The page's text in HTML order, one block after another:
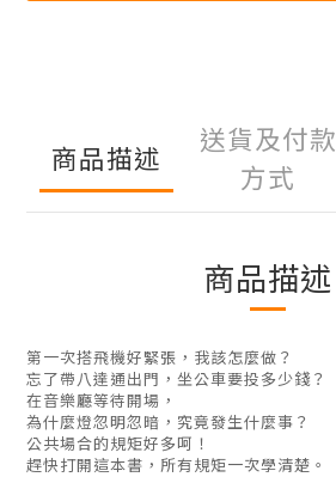
商品描述
送貨及付款
方式
商品描述
第一次搭飛機好緊張，我該怎麼做？
忘了帶八達通出門，坐公車要投多少錢？
在音樂廳等待開場，
為什麼燈忽明忽暗，究竟發生什麼事？
公共場合的規矩好多呵！
趕快打開這本書，所有規矩一次學清楚。